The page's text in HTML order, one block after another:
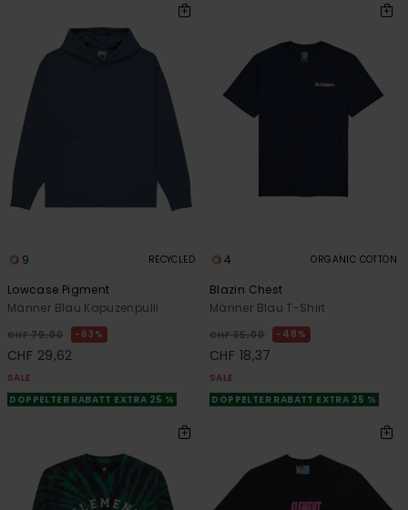
9 RECYCLED
Lowcase Pigment
Männer Blau Kapuzenpulli
CHF 79,00 63%
CHF 29,62
SALE
DOPPELTER RABATT EXTRA 25 %
4 ORGANIC COTTON
Blazin Chest
Männer Blau T-Shirt
CHF 35,00 48%
CHF 18,37
SALE
DOPPELTER RABATT EXTRA 25 %